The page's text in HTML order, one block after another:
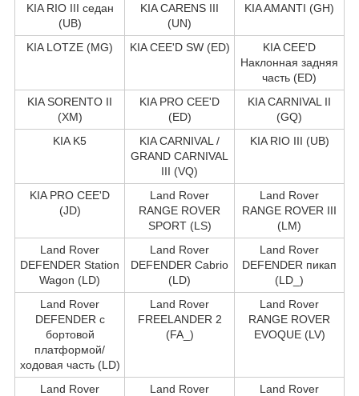
KIA RIO III седан
(UB)
KIA CARENS III
(UN)
KIA AMANTI (GH)
KIA LOTZE (MG) KIA CEE'D SW (ED)
KIA CEE'D
Наклонная задняя
часть (ED)
KIA SORENTO II
(XM)
KIA PRO CEE'D
(ED)
KIA CARNIVAL II
(GQ)
KIA K5
KIA CARNIVAL /
GRAND CARNIVAL
III (VQ)
KIA RIO III (UB)
KIA PRO CEE'D
(JD)
Land Rover
RANGE ROVER
SPORT (LS)
Land Rover
RANGE ROVER III
(LM)
Land Rover
DEFENDER Station
Wagon (LD)
Land Rover
DEFENDER Cabrio
(LD)
Land Rover
DEFENDER пикап
(LD_)
Land Rover
DEFENDER c
бортовой
платформой/
ходовая часть (LD)
Land Rover
FREELANDER 2
(FA_)
Land Rover
RANGE ROVER
EVOQUE (LV)
Land Rover
Land Rover
Land Rover